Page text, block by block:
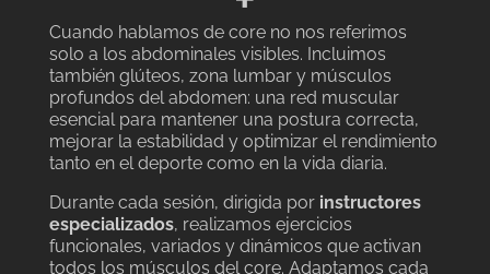
Cuando hablamos de core no nos referimos
solo a los abdominales visibles. Incluimos
también glúteos, zona lumbar y músculos
profundos del abdomen: una red muscular
esencial para mantener una postura correcta,
mejorar la estabilidad y optimizar el rendimiento
tanto en el deporte como en la vida diaria.
Durante cada sesión, dirigida por instructores
especializados, realizamos ejercicios
funcionales, variados y dinámicos que activan
todos los músculos del core. Adaptamos cada